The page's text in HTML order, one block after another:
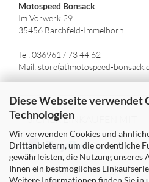
Diese Webseite verwendet
Technologien
Wir verwenden Cookies und
Drittanbietern, um die ordentliche
gewährleisten, die Nutzung unseres
Ihnen ein bestmögliches
Weitere Informationen finden Sie in
Motospeed Bonsack
Im Vorwerk 29
35456 Barchfeld-Immelborn
Tel: 036961 / 73 44 62
Mail: store(at)motospeed-
SICHER EINKAUFEN MIT
Vorkasse (Überweisung)